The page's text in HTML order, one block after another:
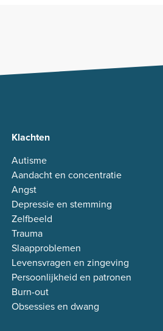
Klachten
Autisme
Aandacht en concentratie
Angst
Depressie en stemming
Zelfbeeld
Trauma
Slaapproblemen
Levensvragen en zingeving
Persoonlijkheid en patronen
Burn-out
Obsessies en dwang